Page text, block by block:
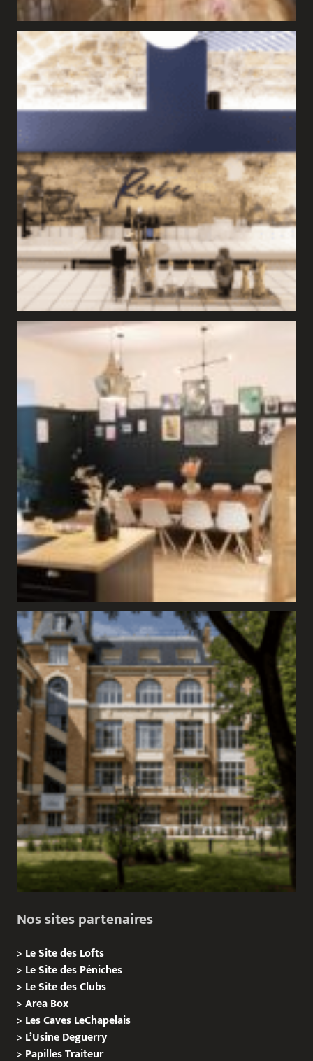
Nos sites partenaires
> Le Site des Lofts
> Le Site des Péniches
> Le Site des Clubs
>Area Box
> Les Caves LeChapelais
> L’Usine Deguerry
> PapillesTraiteur